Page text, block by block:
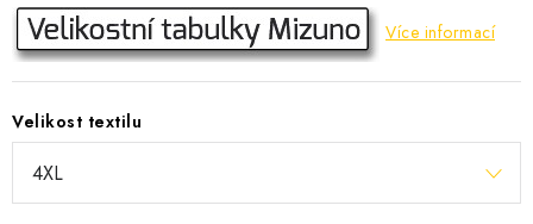
MEGA SLEVY
NOVINKY
NOVINKY MIZUNO
NOVINKY INOV-8
Více informací
Velikost textilu